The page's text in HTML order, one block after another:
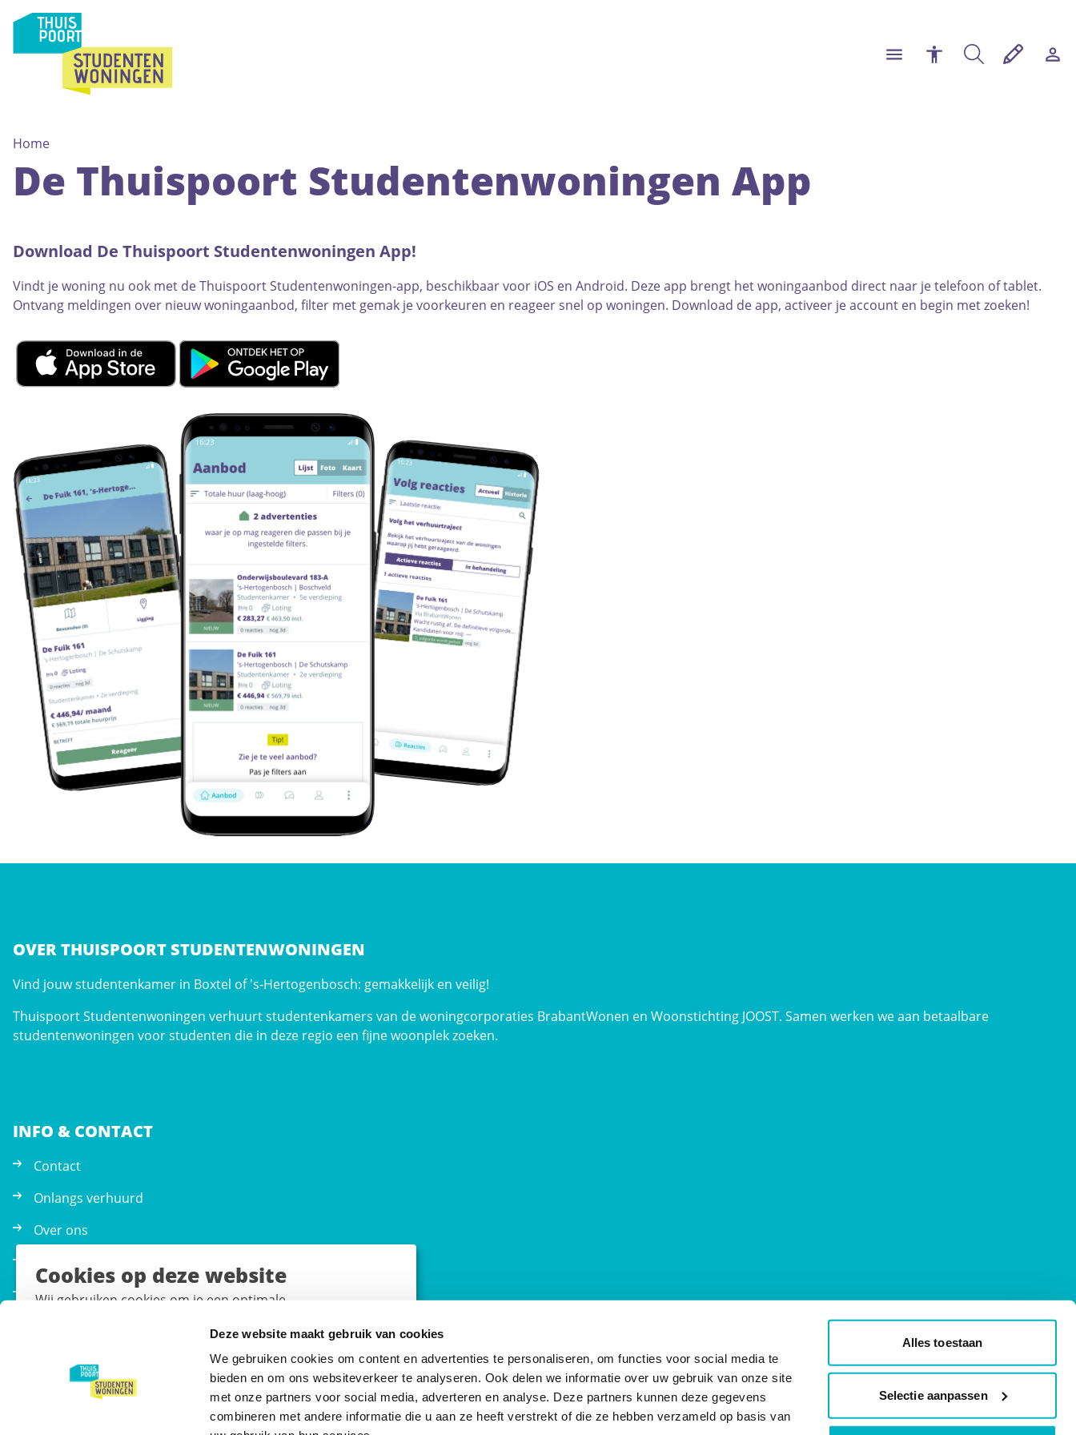
Deze website maakt gebruik van cookies
We gebruiken cookies om content en advertenties te personaliseren, om functies voor social media te
bieden en om ons websiteverkeer te analyseren. Ook delen we informatie over uw gebruik van onze site
met onze partners voor social media, adverteren en analyse. Deze partners kunnen deze gegevens
combineren met andere informatie die u aan ze heeft verstrekt of die ze hebben verzameld op basis van
Alles toestaan
Selectie aanpassen
Home
De Thuispoort Studentenwoningen App
Download De Thuispoort Studentenwoningen App!
Vindt je woning nu ook met de Thuispoort Studentenwoningen-app, beschikbaar voor iOS en Android. Deze app brengt het woningaanbod direct naar je telefoon of tablet.
Ontvang meldingen over nieuw woningaanbod, filter met gemak je voorkeuren en reageer snel op woningen. Download de app, activeer je account en begin met zoeken!
OVER THUISPOORT STUDENTENWONINGEN
Vind jouw studentenkamer in Boxtel of 's-Hertogenbosch: gemakkelijk en veilig!
Thuispoort Studentenwoningen verhuurt studentenkamers van de woningcorporaties BrabantWonen en Woonstichting JOOST. Samen werken we aan betaalbare
studentenwoningen voor studenten die in deze regio een fijne woonplek zoeken.
INFO & CONTACT
Contact
Onlangs verhuurd
Over ons
De Thuispoort Studentenwoningen App
Cookies op deze website
Wij gebruiken cookies om je een optimale
te analyseren en je voorkeuren te onthouden. Geef
toestemming of stel je eigen keuze in. Bekijk ons
cookiebeleidvoor meer informatie.
Cookies accepteren